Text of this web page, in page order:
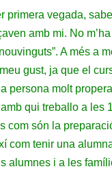
primera vegada,
amb mi. No
A més a
gust, ja que el
persona molt
qui treballo a les
com són la
com tenir una
alumnes i a les